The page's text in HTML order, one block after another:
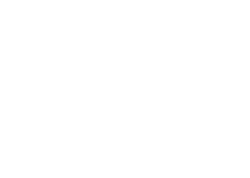
nhiên liệu tiêu thụ.
tương tự như xe lu. Máy phát huy hiệu quả cao vì có thể đầm đất tại
như mương thủy lợi, đường ống nước chân cột điện,.. và các nền
và ướt, hoạt động ổn định trên nền bê tông mang lại hiệu quả công việc